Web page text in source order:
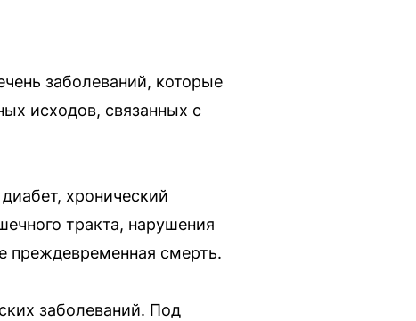
заболеваний, которые
исходов, связанных с
хронический
тракта, нарушения
преждевременная смерть.
заболеваний. Под